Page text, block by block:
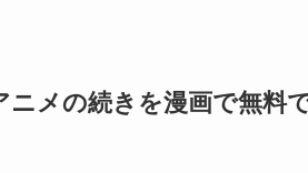
ニメの続きを漫画で無料